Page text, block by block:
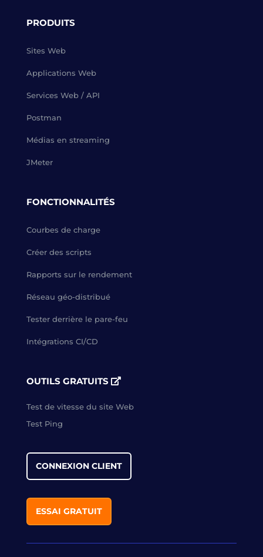
PRODUITS
Sites Web
Applications Web
Services Web / API
Postman
Médias en streaming
JMeter
FONCTIONNALITÉS
Courbes de charge
Créer des scripts
Rapports sur le rendement
Réseau géo-distribué
Tester derrière le pare-feu
Intégrations CI/CD
OUTILS GRATUITS
Test de vitesse du site Web
Test Ping
CONNEXION CLIENT
ESSAI GRATUIT